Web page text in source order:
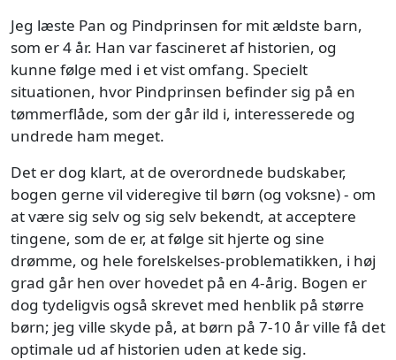
Jeg læste Pan og Pindprinsen for mit ældste barn,
som er 4 år. Han var fascineret af historien, og
kunne følge med i et vist omfang. Specielt
situationen, hvor Pindprinsen befinder sig på en
tømmerflåde, som der går ild i, interesserede og
undrede ham meget.
Det er dog klart, at de overordnede budskaber,
bogen gerne vil videregive til børn (og voksne) - om
at være sig selv og sig selv bekendt, at acceptere
tingene, som de er, at følge sit hjerte og sine
drømme, og hele forelskelses-problematikken, i høj
grad går hen over hovedet på en 4-årig. Bogen er
dog tydeligvis også skrevet med henblik på større
børn; jeg ville skyde på, at børn på 7-10 år ville få det
optimale ud af historien uden at kede sig.